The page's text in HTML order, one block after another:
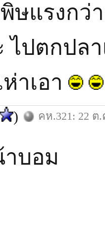
พิษแรงก
ปตกปลา
าเอา
) คห.321: 22 ต.
บอม